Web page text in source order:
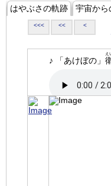
はやぶさの軌跡 宇宙から
<<< << <
♪ 「あけぼの」
え